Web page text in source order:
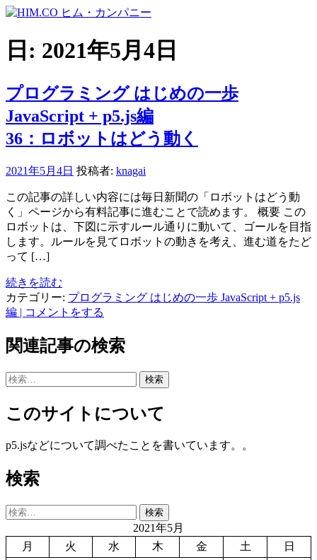
コ
テ
ン
へ
ス
キ
ッ
プ
日: 2021年5月4日
プログラミング はじめの一歩
JavaScript + p5.js編
36：ロボットはどう動く
2021年5月4日 投稿者: knagai
この記事の詳しい内容には毎日新聞の「ロボットはどう動
く」ページから有料記事に進むことで読めます。 概要 この
ロボットは、下図に示すルール通りに動いて、ゴールを目指
します。ルールを見てロボットの動きを考え、進む道をたど
って […]
続きを読む
カテゴリー: プログラミング はじめの一歩 JavaScript + p5.js
編 | コメントをする
関連記事の検索
検
このサイトについて
p5.jsなどについて調べたことを書いています。。
検索
検
2021年5月
月
火 水 木 金 土
日